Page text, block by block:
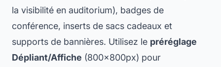
la visibilité en auditorium), badges de
conférence, inserts de sacs cadeaux et
supports de bannières. Utilisez le préréglage
Dépliant/Affiche (800×800px) pour